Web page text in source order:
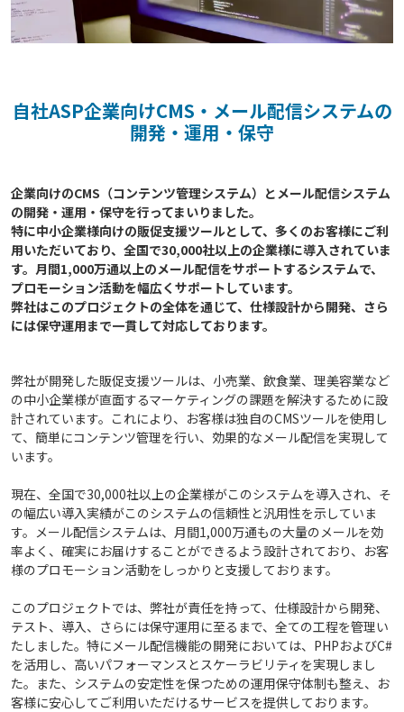
自社ASP企業向けCMS・メール配信システムの
開発・運用・保守
企業向けのCMS（コンテンツ管理システム）とメール配信システム
の開発・運用・保守を行ってまいりました。
特に中小企業様向けの販促支援ツールとして、多くのお客様にご利
用いただいており、全国で30,000社以上の企業様に導入されていま
す。月間1,000万通以上のメール配信をサポートするシステムで、
プロモーション活動を幅広くサポートしています。
弊社はこのプロジェクトの全体を通じて、仕様設計から開発、さら
弊社が開発した販促支援ツールは、小売業、飲食業、理美容業など
の中小企業様が直面するマーケティングの課題を解決するために設
計されています。これにより、お客様は独自のCMSツールを使用し
て、簡単にコンテンツ管理を行い、効果的なメール配信を実現して
います。
現在、全国で30,000社以上の企業様がこのシステムを導入され、そ
の幅広い導入実績がこのシステムの信頼性と汎用性を示していま
す。メール配信システムは、月間1,000万通もの大量のメールを効
率よく、確実にお届けすることができるよう設計されており、お客
様のプロモーション活動をしっかりと支援しております。
このプロジェクトでは、弊社が責任を持って、仕様設計から開発、
テスト、導入、さらには保守運用に至るまで、全ての工程を管理い
たしました。特にメール配信機能の開発においては、PHPおよびC#
を活用し、高いパフォーマンスとスケーラビリティを実現しまし
た。また、システムの安定性を保つための運用保守体制も整え、お
客様に安心してご利用いただけるサービスを提供しております。